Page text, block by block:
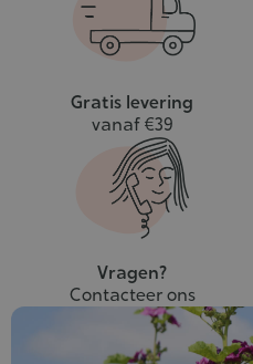
Gratis levering
vanaf €39
Vragen?
Contacteer ons